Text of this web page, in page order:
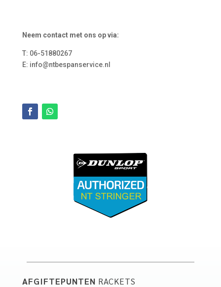
Neem contact met ons op via:
T: 06-51880267
E: info@ntbespanservice.nl
AFGIFTEPUNTEN RACKETS